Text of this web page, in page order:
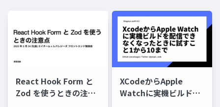
React Hook Form と
Zod を使うときの注意
XCodeからApple
Watchに実機ビルドを